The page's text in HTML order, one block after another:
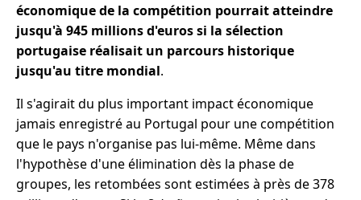
économique de la compétition pourrait atteindre
jusqu'à 945 millions d'euros si la sélection
portugaise réalisait un parcours historique
jusqu'au titre mondial.
Il s'agirait du plus important impact économique
jamais enregistré au Portugal pour une compétition
que le pays n'organise pas lui-même. Même dans
l'hypothèse d'une élimination dès la phase de
groupes, les retombées sont estimées à près de 378